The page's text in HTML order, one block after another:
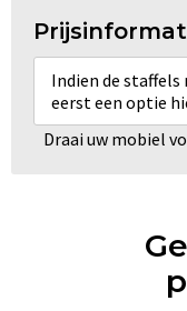
Indien de
eerst een optie
Draai uw mobiel